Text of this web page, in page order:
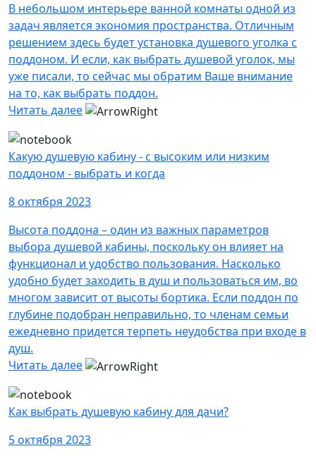
В небольшом интерьере ванной комнаты одной из
задач является экономия пространства. Отличным
решением здесь будет установка душевого уголка с
поддоном. И если, как выбрать душевой уголок, мы
уже писали, то сейчас мы обратим Ваше внимание
на то, как выбрать поддон.
Читать далее
Какую душевую кабину - с высоким или низким
поддоном - выбрать и когда
8 октября 2023
Высота поддона – один из важных параметров
выбора душевой кабины, поскольку он влияет на
функционал и удобство пользования. Насколько
удобно будет заходить в душ и пользоваться им, во
многом зависит от высоты бортика. Если поддон по
глубине подобран неправильно, то членам семьи
ежедневно придется терпеть неудобства при входе в
душ.
Читать далее
Как выбрать душевую кабину для дачи?
5 октября 2023